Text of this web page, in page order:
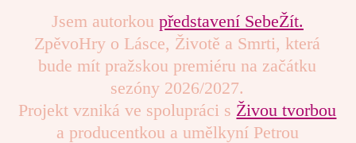
Jsem autorkou představení SebeŽít.
ZpěvoHry o Lásce, Životě a Smrti, která
bude mít pražskou premiéru na začátku
sezóny 2026/2027.
Projekt vzniká ve spolupráci s Živou tvorbou
a producentkou a umělkyní Petrou